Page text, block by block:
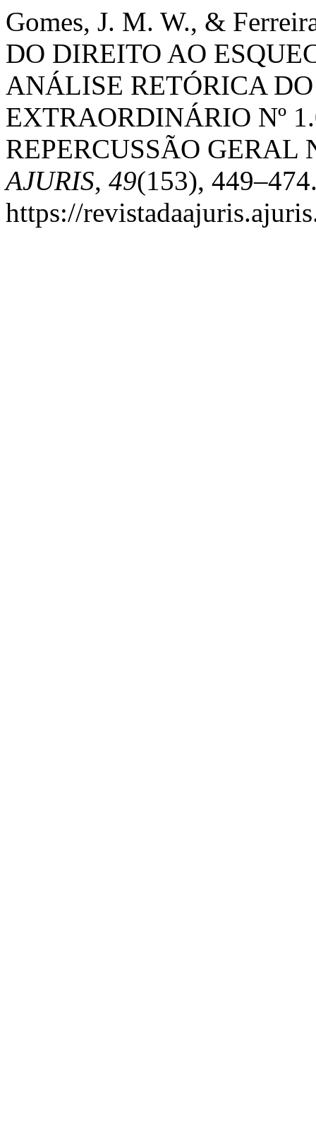
Gomes, J. M. W., &
DO DIREITO AO
ANÁLISE RETÓRICA
EXTRAORDINÁRIO Nº
REPERCUSSÃO GERAL
AJURIS, 49(153),
https://